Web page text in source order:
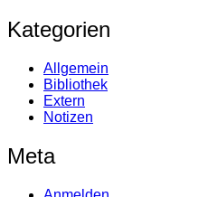
Kategorien
Allgemein
Bibliothek
Extern
Notizen
Meta